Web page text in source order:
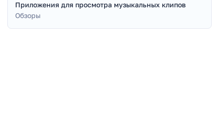
Приложения для просмотра музыкальных клипов
Обзоры